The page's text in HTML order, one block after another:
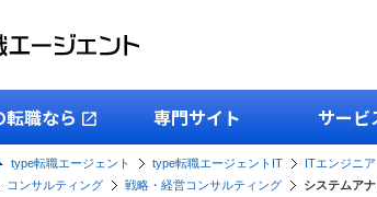
転職なら 専門サイト サービ
type転職エージェント type転職エージェントIT ITエンジニ
コンサルティング
戦略・経営コンサルティング システムア